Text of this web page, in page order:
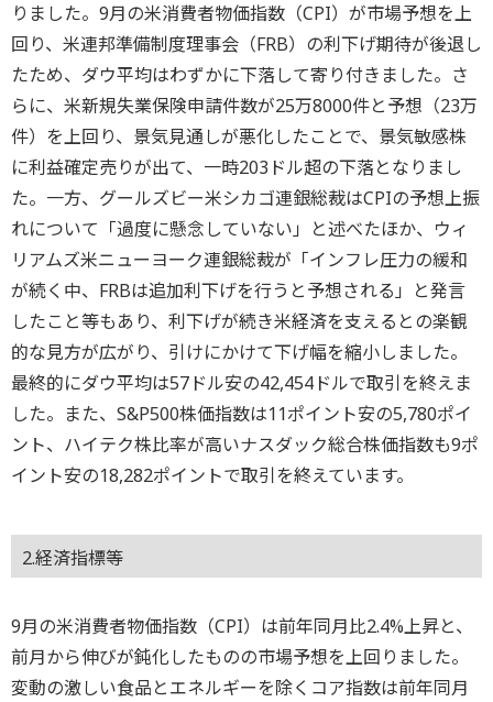
りました。9月の米消費者物価指数（CPI）が市場予想を上
回り、米連邦準備制度理事会（FRB）の利下げ期待が後退し
たため、ダウ平均はわずかに下落して寄り付きました。さ
らに、米新規失業保険申請件数が25万8000件と予想（23万
件）を上回り、景気見通しが悪化したことで、景気敏感株
に利益確定売りが出て、一時203ドル超の下落となりまし
た。一方、グールズビー米シカゴ連銀総裁はCPIの予想上振
れについて「過度に懸念していない」と述べたほか、ウィ
リアムズ米ニューヨーク連銀総裁が「インフレ圧力の緩和
が続く中、FRBは追加利下げを行うと予想される」と発言
したこと等もあり、利下げが続き米経済を支えるとの楽観
的な見方が広がり、引けにかけて下げ幅を縮小しました。
最終的にダウ平均は57ドル安の42,454ドルで取引を終えま
した。また、S&P500株価指数は11ポイント安の5,780ポイ
ント、ハイテク株比率が高いナスダック総合株価指数も9ポ
イント安の18,282ポイントで取引を終えています。
2.経済指標等
9月の米消費者物価指数（CPI）は前年同月比2.4%上昇と、
前月から伸びが鈍化したものの市場予想を上回りました。
変動の激しい食品とエネルギーを除くコア指数は前年同月